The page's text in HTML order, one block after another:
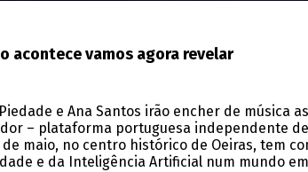
acontece vamos agora revelar
e Ana Santos irão encher de música
– plataforma portuguesa independente
maio, no centro histórico de Oeiras, tem
e da Inteligência Artificial num mundo